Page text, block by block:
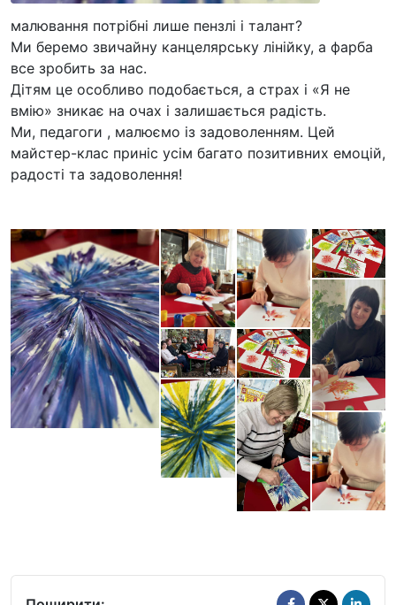
малювання потрібні лише пензлі і талант?
Ми беремо звичайну канцелярську лінійку, а фарба
все зробить за нас.
Дітям це особливо подобається, а страх і «Я не
вмію» зникає на очах і залишається радість.
Ми, педагоги , малюємо із задоволенням. Цей
майстер-клас приніс усім багато позитивних емоцій,
радості та задоволення!